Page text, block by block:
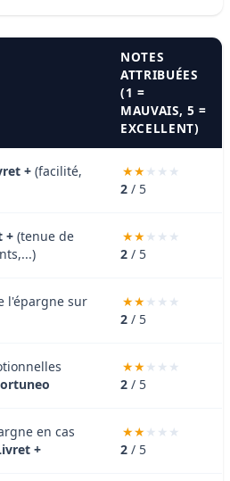
NOTES
ATTRIBUÉES
(1 =
MAUVAIS, 5 =
EXCELLENT)
+ (facilité,
2 / 5
+ (tenue de
2 / 5
l'épargne sur
2 / 5
2 / 5
en cas
+ 2 / 5